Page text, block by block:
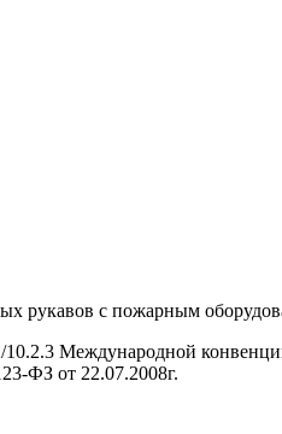
рукавов с пожарным
Международной
ФЗ от 22.07.2008г.